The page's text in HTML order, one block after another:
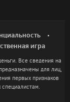
игра
Все сведения на
для лиц,
первых признаков
специалистам.